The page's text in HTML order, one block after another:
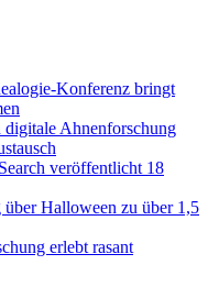
Konferenz bringt
Ahnenforschung
veröffentlicht 18
Halloween zu über 1,5
erlebt rasant